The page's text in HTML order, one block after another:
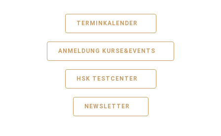
TERMINKALENDER
ANMELDUNG KURSE&EVENTS
HSK TESTCENTER
NEWSLETTER